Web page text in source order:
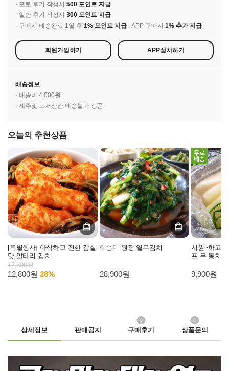
· 포토 후기 작성시 500 포인트 지급
· 일반 후기 작성시 300 포인트 지급
· 구매시 배송완료 1일 후 1% 포인트 지급 , APP 구매시 1% 추가 지급
회원가입하기 APP설치하기
배송정보
· 배송비 4,000원
· 제주및 도서산간 배송불가 상품
오늘의 추천상품
[특별행사] 아삭하고 진한 감칠
맛 알타리 김치
17,800원
12,800원 28%
이순미 원장 열무김치
28,900원
시원~하고
프 무 동치미
9,900원
상세정보 판매공지 구매후기
0
상품문의
0